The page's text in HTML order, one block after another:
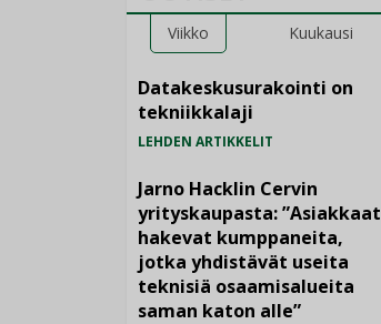
Viikko Kuukausi
Datakeskusurakointi on
tekniikkalaji
LEHDEN ARTIKKELIT
Jarno Hacklin Cervin
yrityskaupasta: ”Asiakkaat
hakevat kumppaneita,
jotka yhdistävät useita
teknisiä osaamisalueita
saman katon alle”